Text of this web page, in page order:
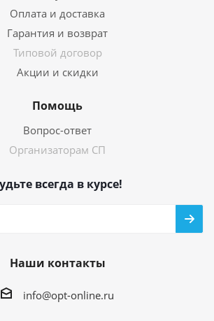
Оплата и доставка
Гарантия и возврат
Типовой договор
Акции и скидки
Помощь
Вопрос-ответ
Организаторам СП
всегда в курсе!
Наши контакты
info@opt-online.ru